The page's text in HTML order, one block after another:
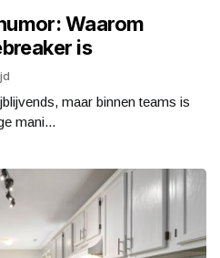
Waarom
is
maar binnen teams is
mani...